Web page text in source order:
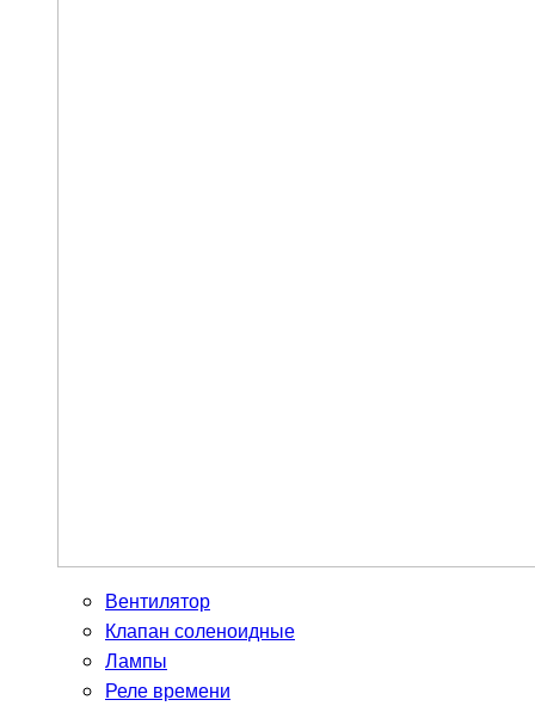
Вентилятор
Клапан соленоидные
Лампы
Реле времени